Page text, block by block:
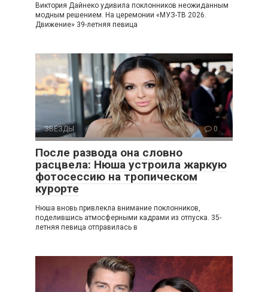
Виктория Дайнеко удивила поклонников неожиданным
модным решением. На церемонии «МУЗ-ТВ 2026.
Движение» 39-летняя певица
ЗВЕЗДЫ 0
После развода она словно
расцвела: Нюша устроила жаркую
фотосессию на тропическом
курорте
Нюша вновь привлекла внимание поклонников,
поделившись атмосферными кадрами из отпуска. 35-
летняя певица отправилась в